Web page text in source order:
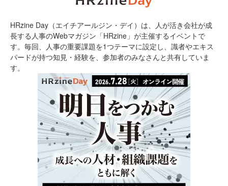
HRzine Day（エイチアールジン・デイ）は、人が活き会社が成
長する人事のWebマガジン「HRzine」が主催するイベントで
す。毎回、人事の重要課題を1つテーマに設定し、識者やエキス
パードが持つ知見・経験を、参加者のみなさんと共有していま
す。